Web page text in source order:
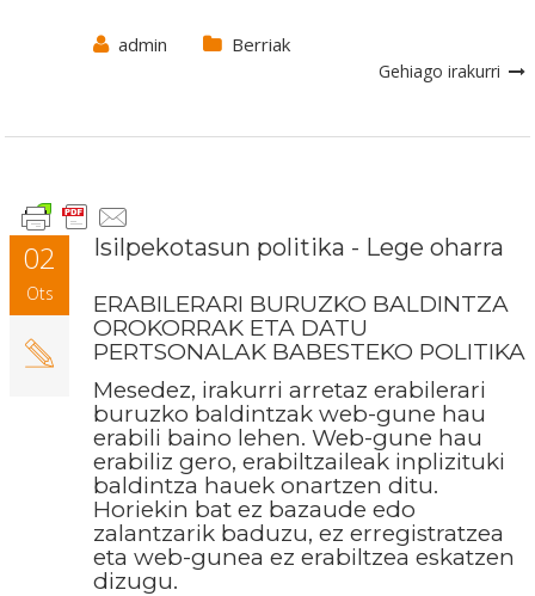
admin Berriak
Gehiago irakurri
02
Ots
Isilpekotasun politika - Lege oharra
ERABILERARI BURUZKO BALDINTZA
OROKORRAK ETA DATU
PERTSONALAK BABESTEKO POLITIKA
Mesedez, irakurri arretaz erabilerari
buruzko baldintzak web-gune hau
erabili baino lehen. Web-gune hau
erabiliz gero, erabiltzaileak inplizituki
baldintza hauek onartzen ditu.
Horiekin bat ez bazaude edo
zalantzarik baduzu, ez erregistratzea
eta web-gunea ez erabiltzea eskatzen
dizugu.